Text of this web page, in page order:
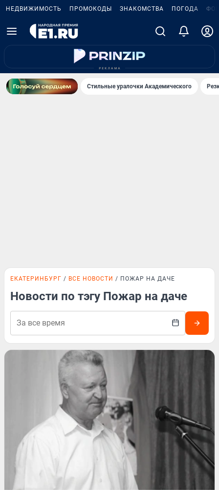
НЕДВИЖИМОСТЬ ПРОМОКОДЫ ЗНАКОМСТВА ПОГОДА
Стильные уралочки Академического
ЕКАТЕРИНБУРГ ВСЕ НОВОСТИ ПОЖАР НА ДАЧЕ
Новости по тэгу Пожар на даче